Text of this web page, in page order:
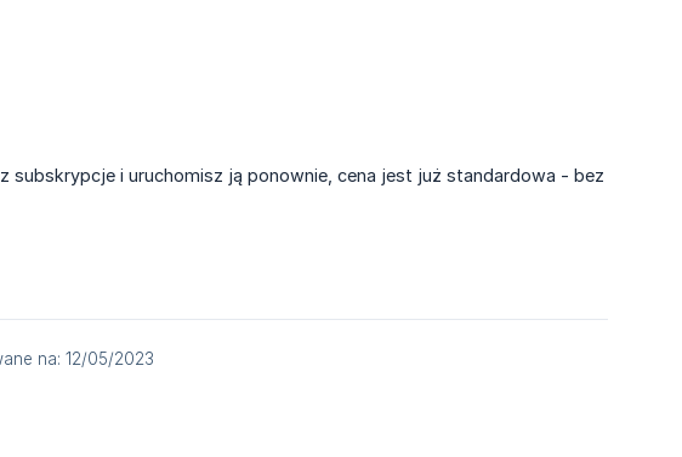
subskrypcje i uruchomisz ją ponownie, cena jest już standardowa - bez
na: 12/05/2023